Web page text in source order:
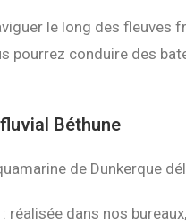
le long des fleuves
pourrez conduire des
Béthune
de Dunkerque
: réalisée dans nos